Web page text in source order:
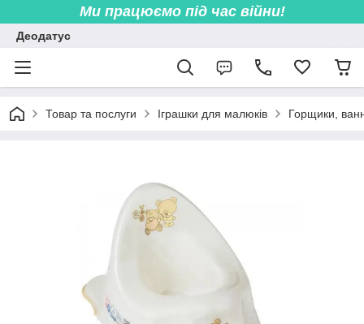
Ми працюємо під час війни!
Деодатус
Товар та послуги Іграшки для малюків Горщики,